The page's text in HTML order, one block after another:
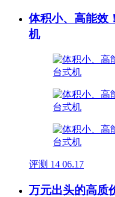
体积小、高能效
机
评测 14 06.17
万元出头的高质